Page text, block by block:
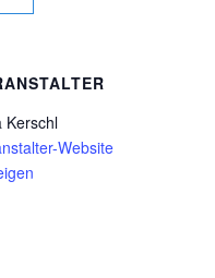
Kerschl
Website